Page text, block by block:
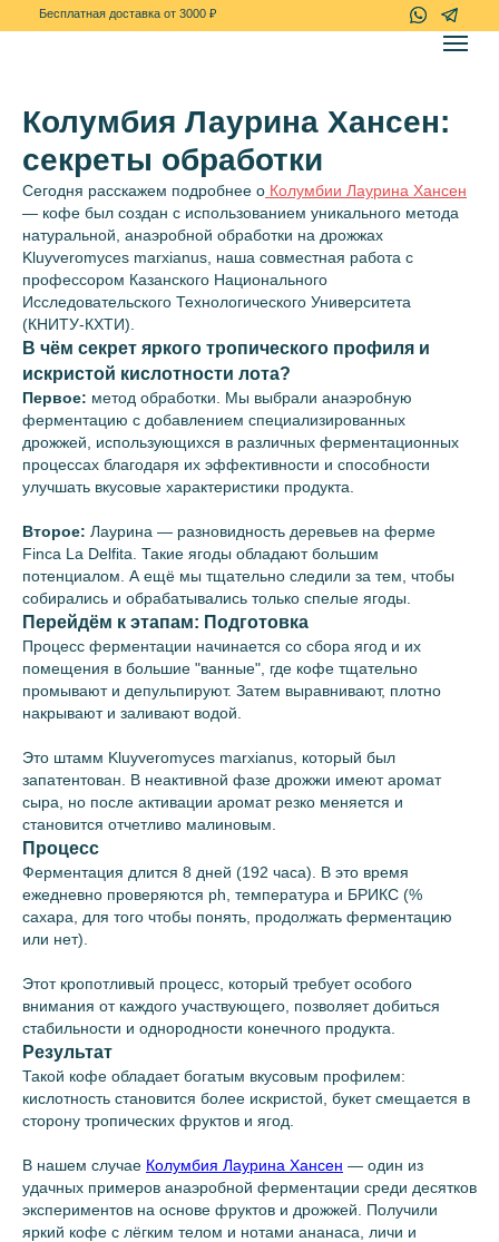
+7(967)-778-
Бесплатная доставка от 3000 ₽
Колумбия Лаурина Хансен:
секреты обработки
Сегодня расскажем подробнее о Колумбии Лаурина Хансен
— кофе был создан с использованием уникального метода
натуральной, анаэробной обработки на дрожжах
Kluyveromyces marxianus, наша совместная работа с
профессором Казанского Национального
Исследовательского Технологического Университета
(КНИТУ-КХТИ).
В чём секрет яркого тропического профиля и
искристой кислотности лота?
Первое: метод обработки. Мы выбрали анаэробную
ферментацию с добавлением специализированных
дрожжей, использующихся в различных ферментационных
процессах благодаря их эффективности и способности
улучшать вкусовые характеристики продукта.
Второе: Лаурина — разновидность деревьев на ферме
Finca La Delfita. Такие ягоды обладают большим
потенциалом. А ещё мы тщательно следили за тем, чтобы
собирались и обрабатывались только спелые ягоды.
Перейдём к этапам: Подготовка
Процесс ферментации начинается со сбора ягод и их
помещения в большие "ванные", где кофе тщательно
промывают и депульпируют. Затем выравнивают, плотно
накрывают и заливают водой.
Это штамм Kluyveromyces marxianus, который был
запатентован. В неактивной фазе дрожжи имеют аромат
сыра, но после активации аромат резко меняется и
становится отчетливо малиновым.
Процесс
Ферментация длится 8 дней (192 часа). В это время
ежедневно проверяются ph, температура и БРИКС (%
сахара, для того чтобы понять, продолжать ферментацию
или нет).
Этот кропотливый процесс, который требует особого
внимания от каждого участвующего, позволяет добиться
стабильности и однородности конечного продукта.
Результат
Такой кофе обладает богатым вкусовым профилем:
кислотность становится более искристой, букет смещается в
сторону тропических фруктов и ягод.
В нашем случае Колумбия Лаурина Хансен — один из
удачных примеров анаэробной ферментации среди десятков
экспериментов на основе фруктов и дрожжей. Получили
яркий кофе с лёгким телом и нотами ананаса, личи и
Подпишитесь на нашу рассылку,
чтобы узнавать о новинках первыми